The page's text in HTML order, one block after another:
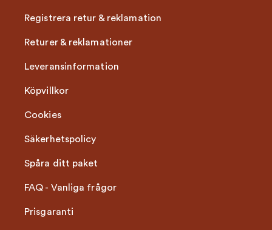
Registrera retur & reklamation
Returer & reklamationer
Leveransinformation
Köpvillkor
Cookies
Säkerhetspolicy
Spåra ditt paket
FAQ - Vanliga frågor
Prisgaranti